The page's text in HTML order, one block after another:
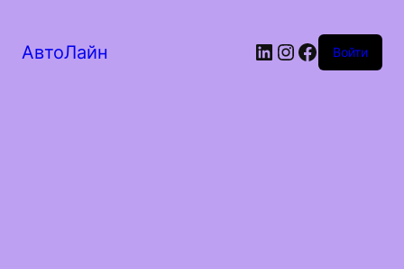
АвтоЛайн LinkedIn
Instagram
Facebook
Войти